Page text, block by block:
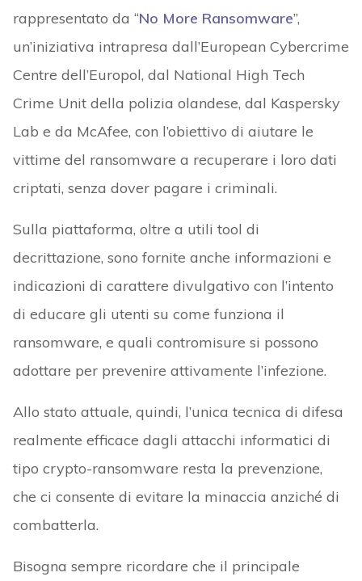
rappresentato da “No More Ransomware”,
un’iniziativa intrapresa dall’European Cybercrime
Centre dell’Europol, dal National High Tech
Crime Unit della polizia olandese, dal Kaspersky
Lab e da McAfee, con l’obiettivo di aiutare le
vittime del ransomware a recuperare i loro dati
criptati, senza dover pagare i criminali.
Sulla piattaforma, oltre a utili tool di
decrittazione, sono fornite anche informazioni e
indicazioni di carattere divulgativo con l’intento
di educare gli utenti su come funziona il
ransomware, e quali contromisure si possono
adottare per prevenire attivamente l’infezione.
Allo stato attuale, quindi, l’unica tecnica di difesa
realmente efficace dagli attacchi informatici di
tipo crypto-ransomware resta la prevenzione,
che ci consente di evitare la minaccia anziché di
combatterla.
Bisogna sempre ricordare che il principale